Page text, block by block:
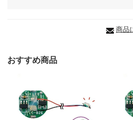
商品
おすすめ商品